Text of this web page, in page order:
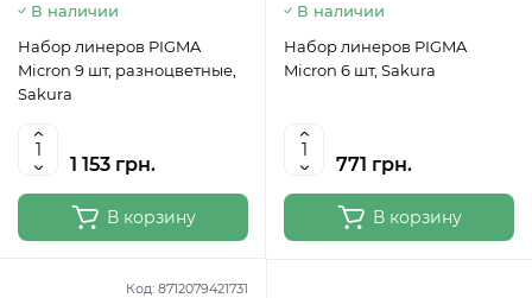
В наличии
Набор линеров PIGMA
Micron 9 шт, разноцветные,
Sakura
1 153 грн.
В корзину
В наличии
Набор линеров PIGMA
Micron 6 шт, Sakura
771 грн.
В корзину
Код: 8712079421731